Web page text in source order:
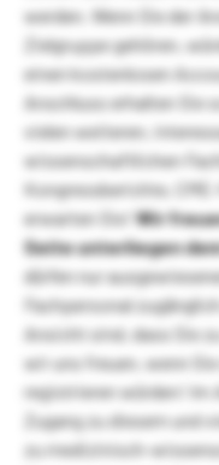
werden. Wenn Sie der
Zielgruppe gehören,
einen kostenlosen
Anschluss erhalten Sie
vielen weiteren,
wissenschaftlichen
Kongressberichte,
erwarten Sie!Wir
Seite unterliegen
dürfen nur
Fachpersonal
Ansicht sind, dass Sie
wir uns freuen, wenn
registrieren würden! Im
Zugang zu diesem und
zu medizinisch-